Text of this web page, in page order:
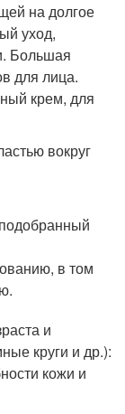
на долгое
уход,
Большая
для лица.
крем, для
вокруг
в том
и
круги и др.):
кожи и